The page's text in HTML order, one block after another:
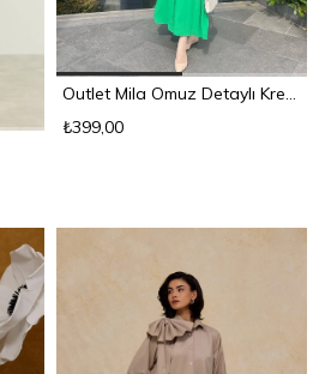
Outlet Mila Omuz Detaylı Krep Elbise Benetton
₺399,00